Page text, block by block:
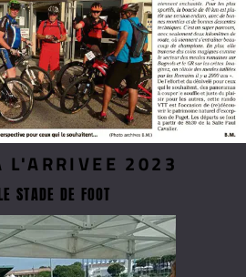
L'ARRIVEE 2023
STADE DE FOOT